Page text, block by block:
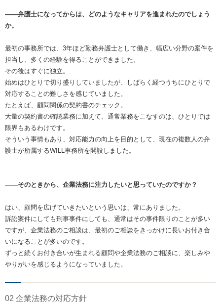
――弁護士になってからは、どのようなキャリアを進まれたのでしょう
か。
最初の事務所では、3年ほど勤務弁護士として働き、幅広い分野の案件を
担当し、多くの経験を得ることができました。
その後はすぐに独立。
始めはひとりで切り盛りしていましたが、しばらく経つうちにひとりで
対応することの難しさを感じていました。
たとえば、顧問関係の契約書のチェック。
大量の契約書の確認業務に加えて、通常業務をこなすのは、ひとりでは
限界もあるわけです。
そういう事情もあり、対応能力の向上を目的として、現在の複数人の弁
護士が所属するWILL事務所を開設しました。
――そのときから、企業法務に注力したいと思っていたのですか？
はい、顧問を広げていきたいという思いは、常にありました。
訴訟案件にしても刑事事件にしても、通常はその事件限りのことが多い
ですが、企業法務のご相談は、最初のご相談をきっかけに長いお付き合
いになることが多いのです。
ずっと続くお付き合いが生まれる顧問や企業法務のご相談に、楽しみや
やりがいを感じるようになっていました。
02 企業法務の対応方針